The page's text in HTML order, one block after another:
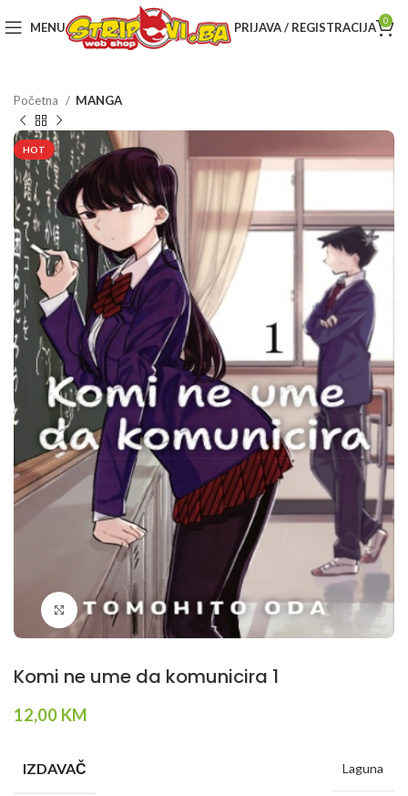
MENU PRIJAVA / REGISTRACIJA 0
Početna MANGA
HOT
Klikni da povečaš
Komi ne ume da komunicira 1
12,00 KM
IZDAVAČ Laguna